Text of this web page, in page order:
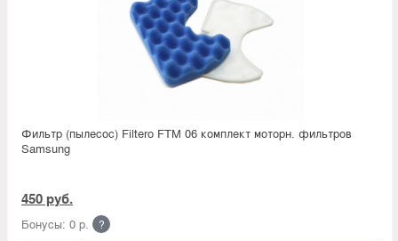
Фильтр (пылесос) Filtero FTM 06 комплект моторн. фильтров
Samsung
450 руб.
Бонусы: 0 р. ?